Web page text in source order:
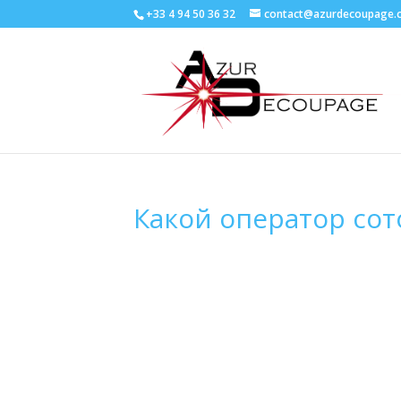
+33 4 94 50 36 32
Какой оператор